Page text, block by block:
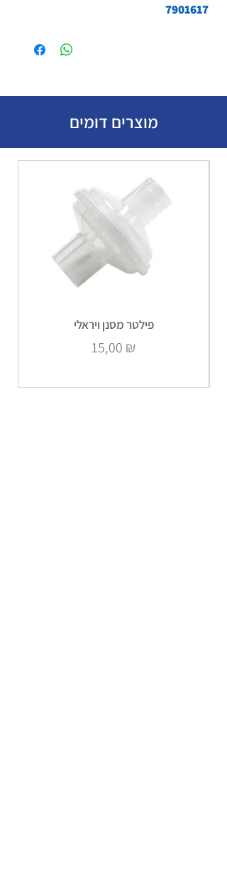
7901617
מוצרים דומים
פילטר מסנן ויראלי
Prix
15,00 ₪